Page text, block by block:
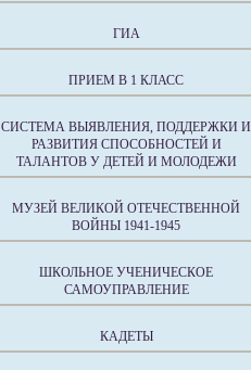
ГИА
ПРИЕМ В 1 КЛАСС
СИСТЕМА ВЫЯВЛЕНИЯ, ПОДДЕРЖКИ И
РАЗВИТИЯ СПОСОБНОСТЕЙ И
ТАЛАНТОВ У ДЕТЕЙ И МОЛОДЕЖИ
МУЗЕЙ ВЕЛИКОЙ ОТЕЧЕСТВЕННОЙ
ВОЙНЫ 1941-1945
ШКОЛЬНОЕ УЧЕНИЧЕСКОЕ
САМОУПРАВЛЕНИЕ
КАДЕТЫ